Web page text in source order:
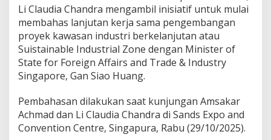
K
e
l
a
n
j
u
n
K
e
Li Claudia Chandra mengambil inisiatif untuk mulai
membahas lanjutan kerja sama pengembangan
proyek kawasan industri berkelanjutan atau
Suistainable Industrial Zone dengan Minister of
State for Foreign Affairs and Trade & Industry
Singapore, Gan Siao Huang.
Pembahasan dilakukan saat kunjungan Amsakar
Achmad dan Li Claudia Chandra di Sands Expo and
Convention Centre, Singapura, Rabu (29/10/2025).